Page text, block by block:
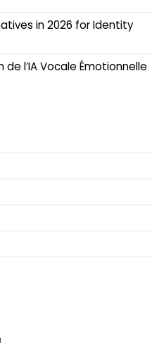
in 2026 for Identity
de l’IA Vocale Émotionnelle